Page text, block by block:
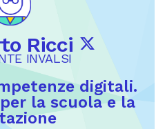
Ricci
INVALSI
digitali.
la scuola e la